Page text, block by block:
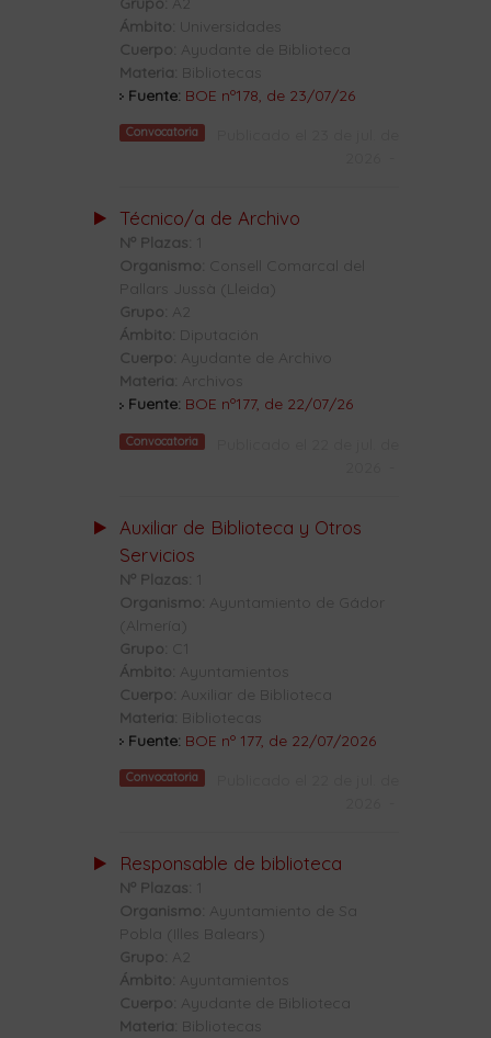
Ámbito:
Universidades
Cuerpo: Ayudante de Biblioteca
Materia: Bibliotecas
Fuente: BOE nº178, de 23/07/26
Convocatoria
Técnico/a de Archivo
Nº Plazas:
1
Organismo:
Consell Comarcal del
Pallars Jussà (Lleida)
Grupo: A2
Ámbito:
Diputación
Cuerpo: Ayudante de Archivo
Materia: Archivos
Fuente: BOE nº177, de 22/07/26
Convocatoria
Auxiliar de Biblioteca y Otros
Servicios
Nº Plazas:
1
Organismo: Ayuntamiento de Gádor
(Almería)
Grupo:
C1
Ámbito: Ayuntamientos
Cuerpo: Auxiliar de Biblioteca
Materia: Bibliotecas
Fuente: BOE nº 177, de 22/07/2026
Convocatoria
Responsable de biblioteca
Nº Plazas:
1
Organismo: Ayuntamiento de Sa
Pobla (Illes Balears)
Grupo: A2
Ámbito: Ayuntamientos
Cuerpo: Ayudante de Biblioteca
Materia: Bibliotecas